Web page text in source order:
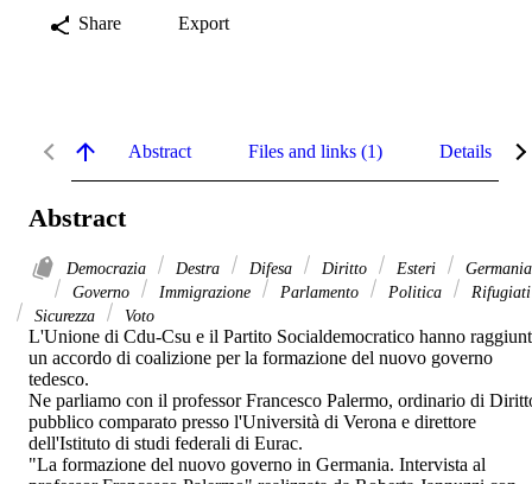
Share Export
Abstract Files and links (1) Details
Abstract
Democrazia Destra Difesa Diritto Esteri
Germania
Governo
Immigrazione Parlamento Politica
Rifugiati
Sicurezza
Voto
L'Unione di Cdu-Csu e il Partito Socialdemocratico hanno
un accordo di coalizione per la formazione del nuovo governo
tedesco.
Ne parliamo con il professor Francesco Palermo, ordinario di
pubblico comparato presso l'Università di Verona e direttore
dell'Istituto di studi federali di Eurac.
"La formazione del nuovo governo in Germania. Intervista al